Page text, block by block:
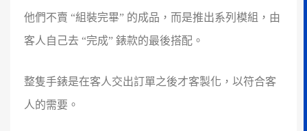
他們不賣 “組裝完畢” 的成品，而是推出系列模組，由
客人自己去 “完成” 錶款的最後搭配。
整隻手錶是在客人交出訂單之後才客製化，以符合客
人的需要。